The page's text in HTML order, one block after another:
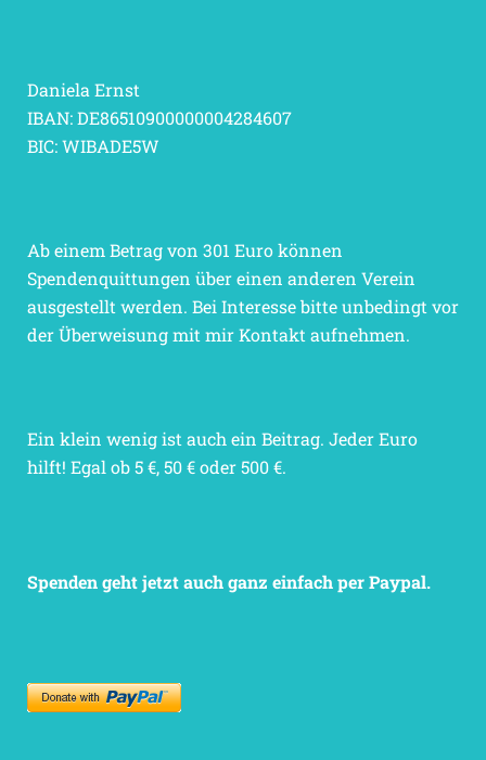
Daniela Ernst
IBAN: DE86510900000004284607
BIC: WIBADE5W
Ab einem Betrag von 301 Euro können
Spendenquittungen über einen anderen Verein
ausgestellt werden. Bei Interesse bitte unbedingt vor
der Überweisung mit mir Kontakt aufnehmen.
Ein klein wenig ist auch ein Beitrag. Jeder Euro
hilft! Egal ob 5 €, 50 € oder 500 €.
Spenden geht jetzt auch ganz einfach per Paypal.